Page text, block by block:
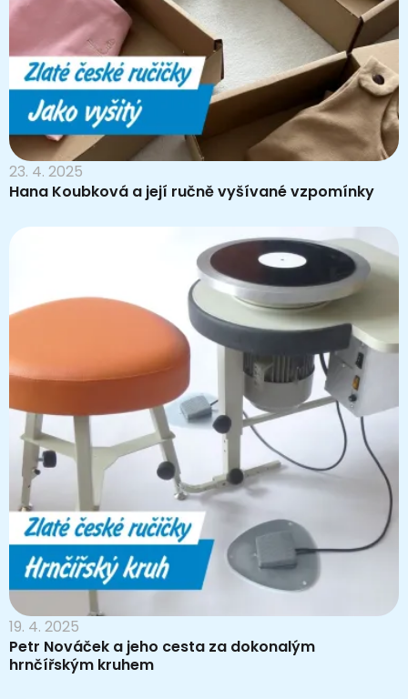
23. 4. 2025
Hana Koubková a její ručně vyšívané vzpomínky
19. 4. 2025
Petr Nováček a jeho cesta za dokonalým
hrnčířským kruhem